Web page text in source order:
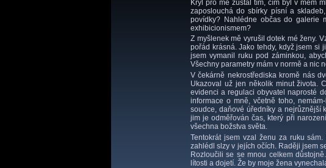
Kryl pro mě zůstal tím, čím byl v mém
zaposlouchá do sbírky písní a
povídky? Nahlédne občas do galerie
exhibicionismem?
Z myšlenek mě vyrušil dotek mé ženy.
pořád krásná. Jako tehdy, když jsem si
jsem vymanil ruku pod záminkou,
Všechny parametry mám v normě a nic
V čekárně nekrostřediska kromě nás
Ukazoval už jen několik minut života.
evidenci a regulaci obyvatel naprosté
informace o mně, včetně toho,
soudce, daňové úředníky a nejrůznější
jim je odměřován čas, který při
všechna božstva světa.
Tentokrát jsem vzal ženu za ruku
zahlédl slzy v jejích očích. Raději jsem
Rozloučili se se mnou celkem
lítosti a dojetí. Že by moje žena